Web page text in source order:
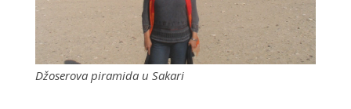
Džoserova piramida u Sakari